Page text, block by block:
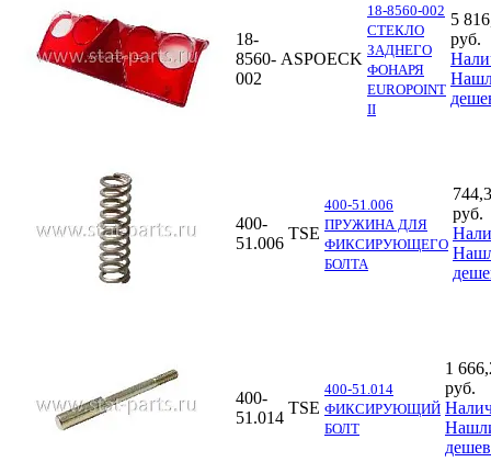
18-
8560-
002
ASPOECK
18-8560-002
СТЕКЛО
ЗАДНЕГО
ФОНАРЯ
EUROPOINT
II
5
руб.
400-
51.006
TSE
400-51.006
ПРУЖИНА ДЛЯ
ФИКСИРУЮЩЕГО
БОЛТА
руб.
400-
51.014
TSE
400-51.014
ФИКСИРУЮЩИЙ
БОЛТ
1
руб.